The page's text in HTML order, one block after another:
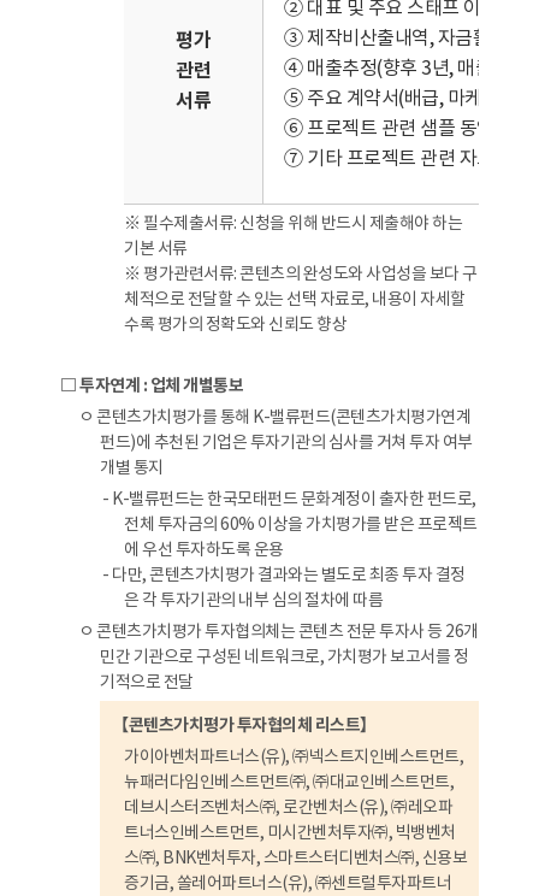
평가
관련
서류
② 대표 및 주요 스태프 이력서
③ 제작비산출내역, 자금활용계
④ 매출추정(향후 3년, 매출源별
⑤ 주요 계약서(배급, 마케팅, 투
⑥ 프로젝트 관련 샘플 동영상/
⑦ 기타 프로젝트 관련 자료 등
※ 필수제출서류: 신청을 위해 반드시 제출해야 하는
기본 서류
※ 평가관련서류: 콘텐츠의 완성도와 사업성을 보다 구
체적으로 전달할 수 있는 선택 자료로, 내용이 자세할
수록 평가의 정확도와 신뢰도 향상
□ 투자연계 : 업체 개별통보
ㅇ 콘텐츠가치평가를 통해 K-밸류펀드(콘텐츠가치평가연계
펀드)에 추천된 기업은 투자기관의 심사를 거쳐 투자 여부
개별 통지
- K-밸류펀드는 한국모태펀드 문화계정이 출자한 펀드로,
전체 투자금의 60% 이상을 가치평가를 받은 프로젝트
에 우선 투자하도록 운용
- 다만, 콘텐츠가치평가 결과와는 별도로 최종 투자 결정
은 각 투자기관의 내부 심의 절차에 따름
ㅇ 콘텐츠가치평가 투자협의체는 콘텐츠 전문 투자사 등 26개
민간 기관으로 구성된 네트워크로, 가치평가 보고서를 정
기적으로 전달
【콘텐츠가치평가 투자협의체 리스트】
가이아벤처파트너스(유), ㈜넥스트지인베스트먼트,
뉴패러다임인베스트먼트㈜, ㈜대교인베스트먼트,
데브시스터즈벤처스㈜, 로간벤처스(유), ㈜레오파
트너스인베스트먼트, 미시간벤처투자㈜, 빅뱅벤처
스㈜, BNK벤처투자, 스마트스터디벤처스㈜, 신용보
증기금, 쏠레어파트너스(유), ㈜센트럴투자파트너